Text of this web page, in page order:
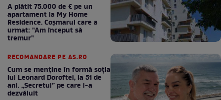
A plătit 75.000 de € pe un
apartament la My Home
Residence. Coşmarul care a
urmat: "Am început să
tremur"
RECOMANDARE PE AS.RO
Cum se menţine în formă soţia
lui Leonard Doroftei, la 51 de
ani. „Secretul” pe care l-a
dezvăluit